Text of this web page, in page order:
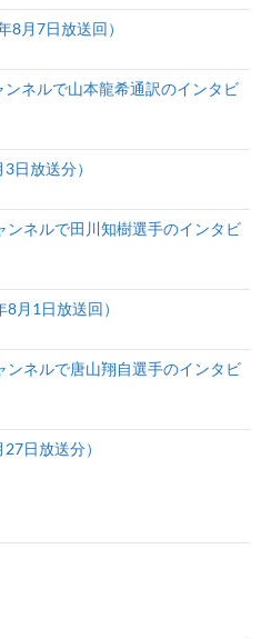
8月7日放送回）
ネルで山本龍希通訳のインタビ
日放送分）
ンネルで田川知樹選手のインタビ
月1日放送回）
ンネルで唐山翔自選手のインタビ
日放送分）